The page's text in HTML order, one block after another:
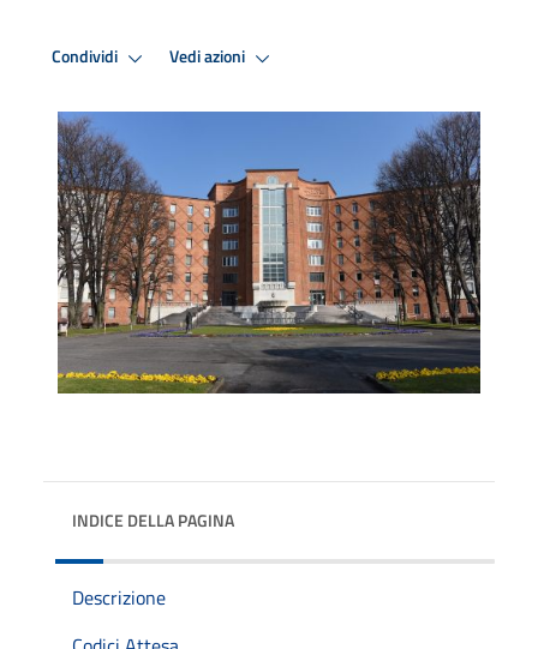
Condividi Vedi azioni
INDICE DELLA PAGINA
Descrizione